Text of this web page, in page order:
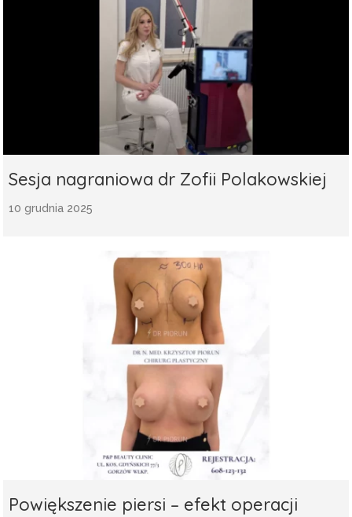
Sesja nagraniowa dr Zofii Polakowskiej
10 grudnia 2025
Powiększenie piersi – efekt operacji